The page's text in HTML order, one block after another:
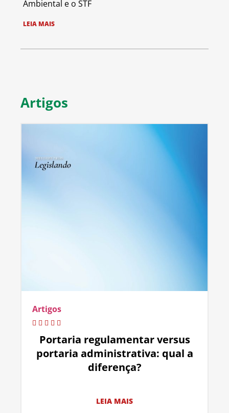
Ambiental e o STF
LEIA MAIS
Artigos
Artigos
Portaria regulamentar versus
portaria administrativa: qual a
diferença?
LEIA MAIS